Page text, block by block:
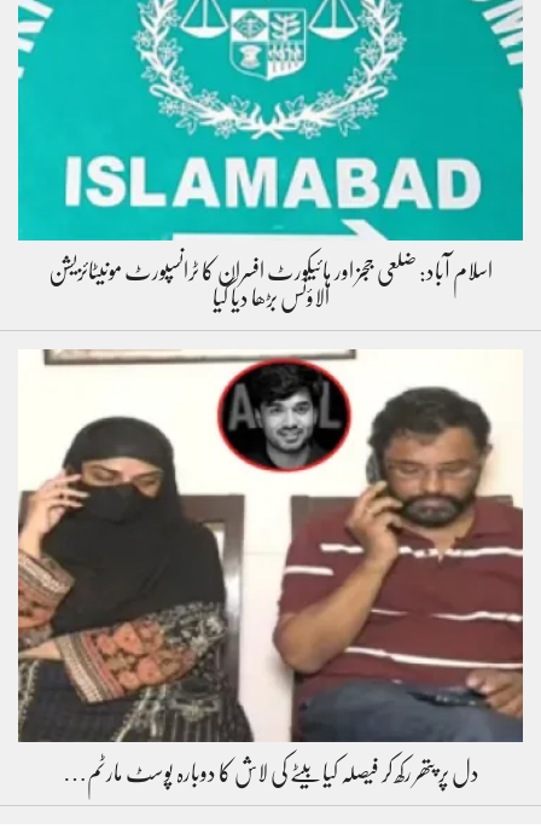
اسلام آباد: ضلعی ججز اور ہائیکورٹ افسران کا ٹرانسپورٹ مونیٹائزیشن
الاؤنس بڑھا دیا گیا
دل پر پتھر رکھ کر فیصلہ کیا بیٹے کی لاش کا دوبارہ پوسٹ مارٹم…